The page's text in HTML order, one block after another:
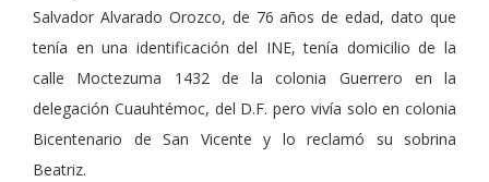
Salvador Alvarado Orozco, de 76 años de edad, dato que
tenía en una identificación del INE, tenía domicilio de la
calle Moctezuma 1432 de la colonia Guerrero en la
delegación Cuauhtémoc, del D.F. pero vivía solo en colonia
Bicentenario de San Vicente y lo reclamó su sobrina
Beatriz.